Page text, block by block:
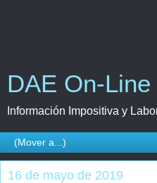
DAE On-Line
Información Impositiva y
16 de mayo de 2019